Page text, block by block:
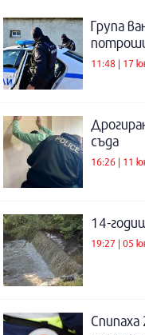
Група
11:48 | 17
съда
16:26 | 11
14-
19:27 | 05
Спипаха